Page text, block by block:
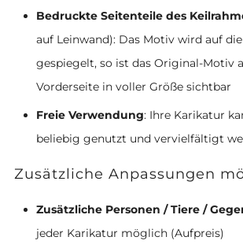
Bedruckte Seitenteile des
auf Leinwand): Das Motiv wird auf
gespiegelt, so ist das Original-Motiv
Vorderseite in voller Größe sichtbar
Freie Verwendung: Ihre Karikatur
beliebig genutzt und vervielfältigt
Zusätzliche Anpassungen
Zusätzliche Personen / Tiere /
jeder Karikatur möglich (Aufpreis)